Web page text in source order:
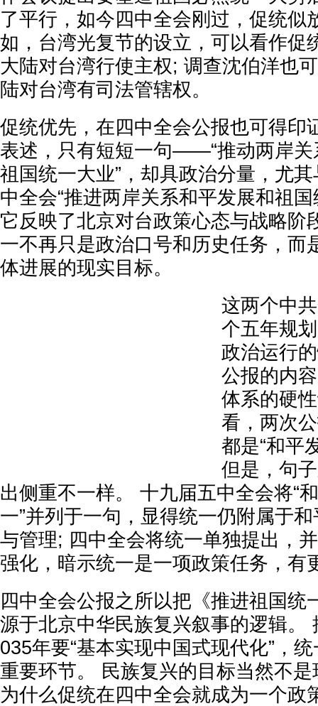
了平行，如今四中全会刚过，促统似
如，台湾光复节的设立，可以看作促
大陆对台湾行使主权; 调查沈伯洋也
陆对台湾有司法管辖权。
促统优先，在四中全会公报也可得印
表述，只有短短一句——“推动两岸关
祖国统一大业”，却具政治分量，尤
中全会“推进两岸关系和平发展和祖
它反映了北京对台政策心态与战略阶
一不再只是政治口号和历史任务，而
体进展的现实目标。
这两个中
个五年规
政治运行
公报的内
体系的硬
看，两次
都是“和平
但是，句
出侧重不一样。 十九届五中全会将“
一”并列于一句，显得统一仍附属于
与管理; 四中全会将统一单独提出，
强化，暗示统一是一项政策任务，有
四中全会公报之所以把《推进祖国统
源于北京中华民族复兴叙事的逻辑。
035年要“基本实现中国式现代化”，
重要环节。 民族复兴的目标当然不
为什么促统在四中全会就成为一个政